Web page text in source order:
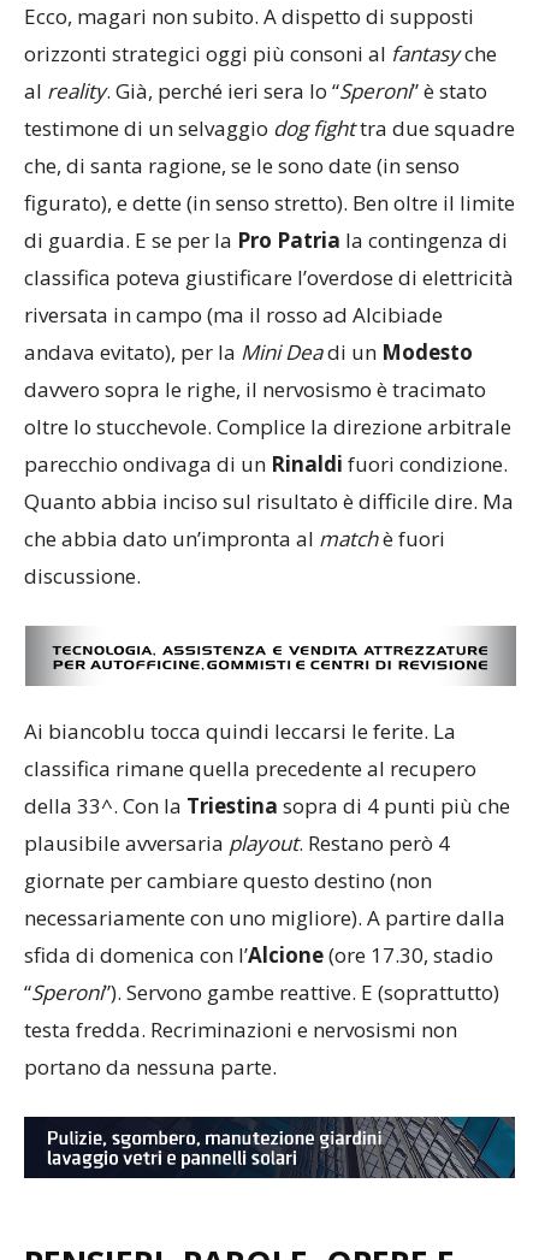
Ecco, magari non subito. A dispetto di supposti
orizzonti strategici oggi più consoni al fantasyche
al reality. Già, perché ieri sera lo “Speroni” è stato
testimone di un selvaggio dog fighttra due squadre
che, di santa ragione, se le sono date (in senso
figurato), e dette (in senso stretto). Ben oltre il limite
di guardia. E se per la Pro Patria la contingenza di
classifica poteva giustificare l’overdose di elettricità
riversata in campo (ma il rosso ad Alcibiade
andava evitato), per la Mini Deadi un Modesto
davvero sopra le righe, il nervosismo è tracimato
oltre lo stucchevole. Complice la direzione arbitrale
parecchio ondivaga di un Rinaldi fuori condizione.
Quanto abbia inciso sul risultato è difficile dire. Ma
che abbia dato un’impronta al matchè fuori
discussione.
Ai biancoblu tocca quindi leccarsi le ferite. La
classifica rimane quella precedente al recupero
Triestina
necessariamente con uno migliore). A partire dalla
sfida di domenica con l’